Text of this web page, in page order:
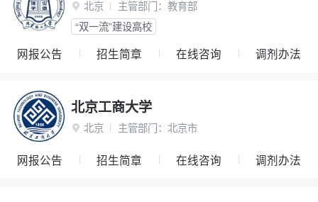
 北京 主管部门： 教育部
“双一流”建设高校
网报公告 招生简章 在线咨询 调剂办法
北京工商大学
 北京 主管部门： 北京市
网报公告 招生简章 在线咨询 调剂办法